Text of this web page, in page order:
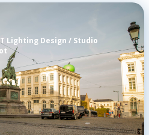
Lighting Design / Studio